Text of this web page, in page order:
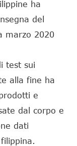
ha
del
marzo 2020
test sui
alla fine ha
e
dal corpo e
dati